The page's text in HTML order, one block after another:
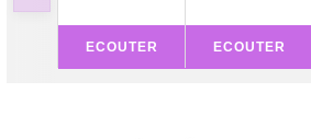
ECOUTER ECOUTER